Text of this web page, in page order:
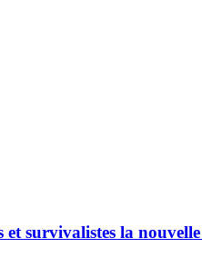
survivalistes la nouvelle